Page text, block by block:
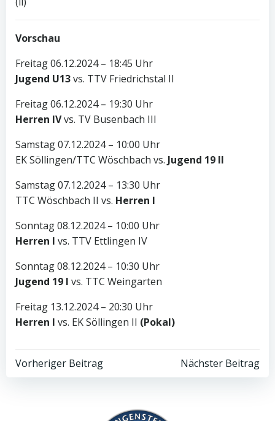
Vorschau
Freitag 06.12.2024 – 18:45 Uhr
Jugend U13vs. TTV Friedrichstal II
Freitag 06.12.2024 – 19:30 Uhr
Herren IVvs. TV Busenbach III
Samstag 07.12.2024 – 10:00 Uhr
EK Söllingen/TTC Wöschbach vs. Jugend 19 II
Samstag 07.12.2024 – 13:30 Uhr
TTC Wöschbach II vs. Herren I
Sonntag 08.12.2024 – 10:00 Uhr
Herren I vs. TTV Ettlingen IV
Sonntag 08.12.2024 – 10:30 Uhr
Jugend 19 I vs. TTC Weingarten
Freitag 13.12.2024 – 20:30 Uhr
Herren I vs. EK Söllingen II (Pokal)
Post
Vorheriger Beitrag
PostNächster Beitrag